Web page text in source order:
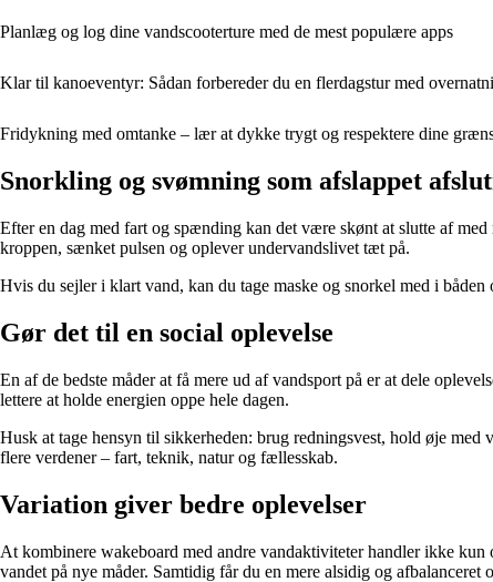
Planlæg og log dine vandscooterture med de mest populære apps
Klar til kanoeventyr: Sådan forbereder du en flerdagstur med
Fridykning med omtanke – lær at dykke trygt og respektere dine
Snorkling og svømning som afslappet
Efter en dag med fart og spænding kan det være skønt at slutte af
kroppen, sænket pulsen og oplever undervandslivet tæt på.
Hvis du sejler i klart vand, kan du tage maske og snorkel med i
Gør det til en social oplevelse
En af de bedste måder at få mere ud af vandsport på er at dele
lettere at holde energien oppe hele dagen.
Husk at tage hensyn til sikkerheden: brug redningsvest, hold øje
flere verdener – fart, teknik, natur og fællesskab.
Variation giver bedre oplevelser
At kombinere wakeboard med andre vandaktiviteter handler ikke
vandet på nye måder. Samtidig får du en mere alsidig og